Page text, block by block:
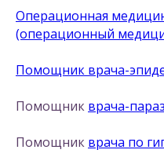
Операционная
(операционный
Помощник врача-
Помощник врача-
Помощник врача по